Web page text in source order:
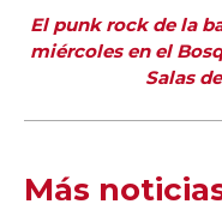
El punk rock de la
miércoles en el
Salas
Más